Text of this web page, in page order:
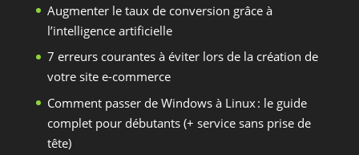
Augmenter le taux de conversion grâce à
l’intelligence artificielle
7 erreurs courantes à éviter lors de la création de
votre site e-commerce
Comment passer de Windows à Linux : le guide
complet pour débutants (+ service sans prise de
tête)